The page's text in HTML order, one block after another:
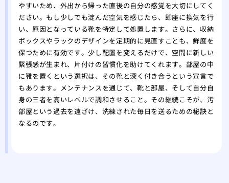
やすいため、外出から帰った直後の自分の感覚を大切にしてく
ださい。もし少しでも淀んだ空気を感じたら、即座に換気を行
い、原因となっている靴を特定して処置します。さらに、収納
ボックスやラックのデザインを定期的に見直すことも、鮮度を
保つために有効です。少し配置を変えるだけで、空間に新しい
緊張感が生まれ、片付けの習慣化を助けてくれます。部屋の中
に靴を置くという選択は、その靴と深く付き合うという宣言で
もあります。メンテナンスを通じて、靴と部屋、そして自分自
身の三者を高いレベルで調和させること。その継続こそが、汚
部屋という過去を遠ざけ、洗練された毎日を送るための秘訣と
なるのです。